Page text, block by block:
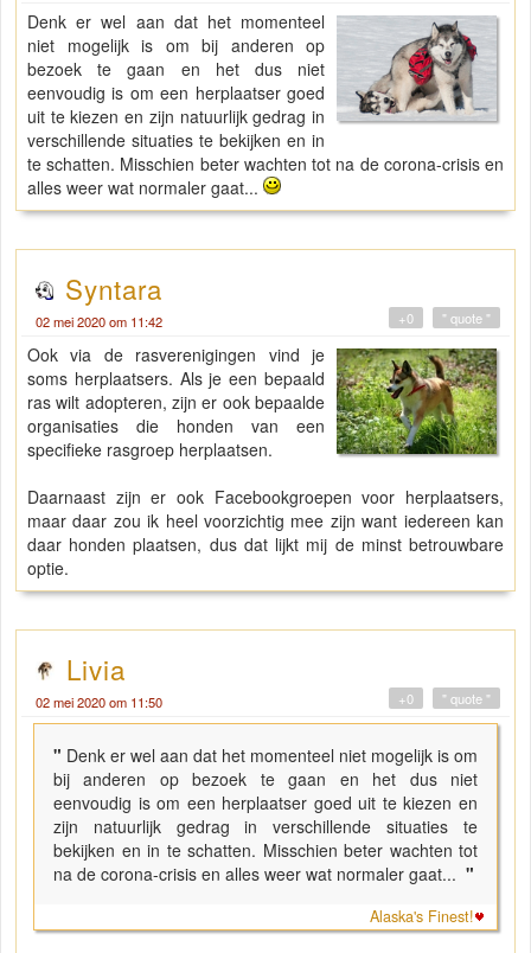
Denk er wel aan dat het momenteel
niet mogelijk is om bij anderen op
bezoek te gaan en het dus niet
eenvoudig is om een herplaatser goed
uit te kiezen en zijn natuurlijk gedrag in
verschillende situaties te bekijken en in
te schatten. Misschien beter wachten tot na de corona-crisis en
alles weer wat normaler gaat...
Syntara
02 mei 2020 om 11:42 " quote "
+0
Ook via de rasverenigingen vind je
soms herplaatsers. Als je een bepaald
ras wilt adopteren, zijn er ook bepaalde
organisaties die honden van een
specifieke rasgroep herplaatsen.
Daarnaast zijn er ook Facebookgroepen voor herplaatsers,
maar daar zou ik heel voorzichtig mee zijn want iedereen kan
daar honden plaatsen, dus dat lijkt mij de minst betrouwbare
optie.
Livia
02 mei 2020 om 11:50 " quote "
+0
" Denk er wel aan dat het momenteel niet mogelijk is om
bij anderen op bezoek te gaan en het dus niet
eenvoudig is om een herplaatser goed uit te kiezen en
zijn natuurlijk gedrag in verschillende situaties te
bekijken en in te schatten. Misschien beter wachten tot
na de corona-crisis en alles weer wat normaler gaat... "
Alaska's Finest!